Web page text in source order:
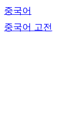
중국어
중국어 고전